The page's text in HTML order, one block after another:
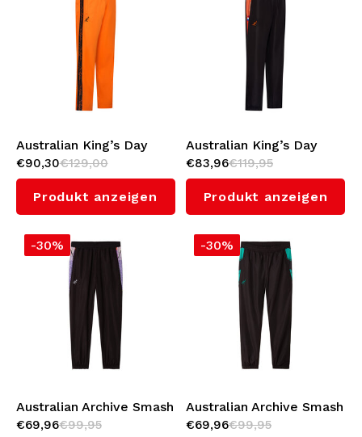
Australian King’s Day
Acetate Hose (Orange)
€90,30€129,00
Produkt anzeigen
Australian King’s Day
Smash Hose
€83,96€119,95
Produkt anzeigen
-30%
Australian Archive Smash
Hose (Black/Periwinkle)
€69,96€99,95
-30%
Australian Archive Smash
Hose (Black/Green
€69,96€99,95